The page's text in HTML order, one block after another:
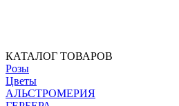
КАТАЛОГ ТОВАРОВ
Розы
Цветы
АЛЬСТРОМЕРИЯ